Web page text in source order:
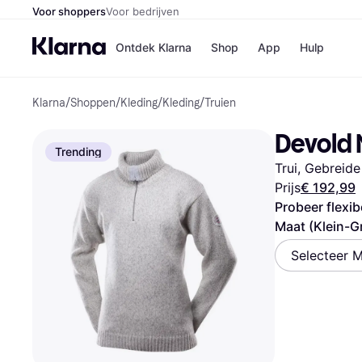
Voor shoppersVoor bedrijven
Ontdek Klarna Shop
Bol
H&M
App Hulp
Klarna/Shoppen/Kleding/Kleding/Truien
Trending Devold
Trui,
Prijs€ 192,99
Probeer
Maat (Klein-
Selecteer